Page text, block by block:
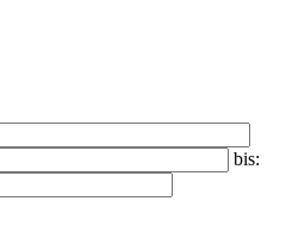
bis: